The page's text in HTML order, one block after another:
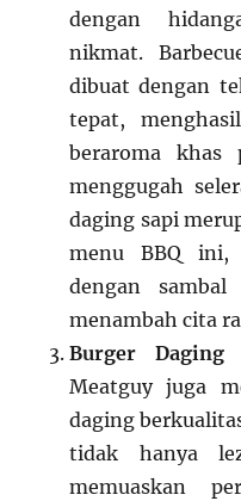
dengan
nikmat.
dibuat dengan
tepat,
beraroma khas
menggugah
daging sapi
menu BBQ ini,
dengan
menambah cita
Burger Daging
Meatguy juga
daging
tidak hanya
memuaskan